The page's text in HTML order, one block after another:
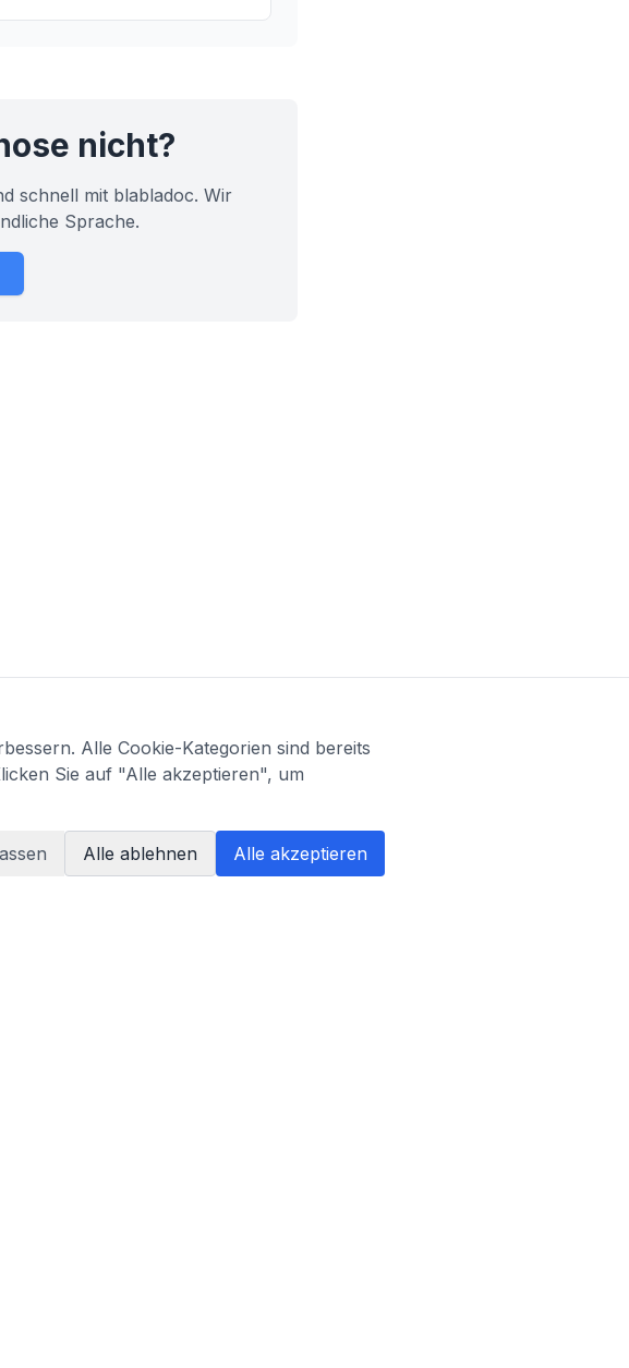
nicht?
schnell mit blabladoc. Wir
Sprache.
Alle Cookie-Kategorien sind bereits
Sie auf "Alle akzeptieren", um
Alle ablehnen Alle akzeptieren